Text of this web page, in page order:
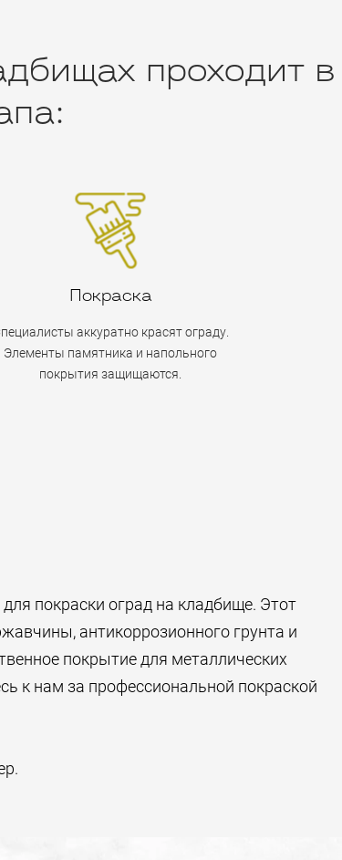
проходит в
Покраска
аккуратно красят ограду.
Элементы памятника и напольного
покрытия защищаются.
покраски оград на кладбище. Этот
антикоррозионного грунта и
покрытие для металлических
к нам за профессиональной покраской